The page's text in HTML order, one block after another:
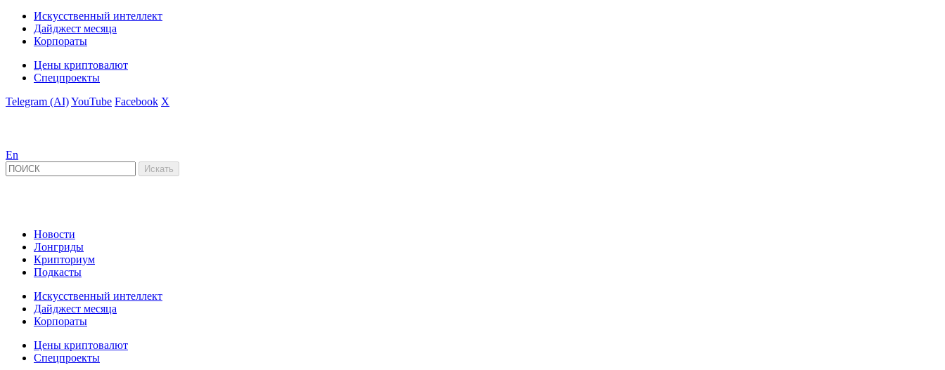
Искусственный интеллект
Дайджест месяца
Корпораты
Цены криптовалют
Спецпроекты
Telegram (AI)YouTube Facebook X
En
Новости
Лонгриды
Крипториум
Подкасты
Искусственный интеллект
Дайджест месяца
Корпораты
Цены криптовалют
Спецпроекты